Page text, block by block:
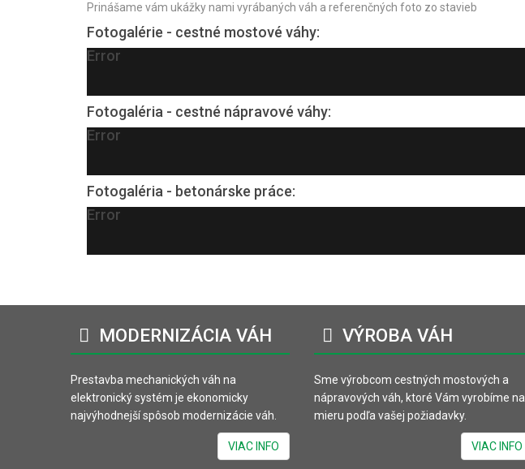
Prinášame vám ukážky nami vyrábaných váh a referenčných foto zo stavieb
Fotogalérie - cestné mostové váhy:
Error
Fotogaléria - cestné nápravové váhy:
Error
Fotogaléria - betonárske práce:
Error
MODERNIZÁCIA VÁH
Prestavba mechanických váh na
elektronický systém je ekonomicky
najvýhodnejší spôsob modernizácie váh.
VIAC INFO
VÝROBA VÁH
Sme výrobcom cestných mostových a
nápravových váh, ktoré Vám vyrobíme na
mieru podľa vašej požiadavky.
VIAC INFO